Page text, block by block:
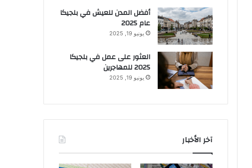
أفضل المدن للعيش في بلجيكا
عام 2025
يونيو 19, 2025
العثور على عمل في بلجيكا
2025 للمهاجرين
يونيو 19, 2025
آخر الأخبار